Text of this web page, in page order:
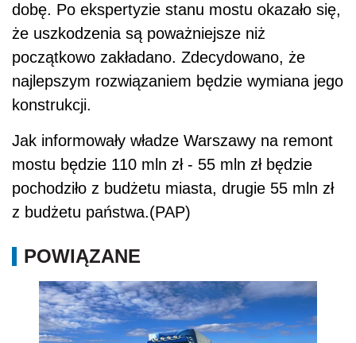
dobę. Po ekspertyzie stanu mostu okazało się,
że uszkodzenia są poważniejsze niż
początkowo zakładano. Zdecydowano, że
najlepszym rozwiązaniem będzie wymiana jego
konstrukcji.
Jak informowały władze Warszawy na remont
mostu będzie 110 mln zł - 55 mln zł będzie
pochodziło z budżetu miasta, drugie 55 mln zł
z budżetu państwa.(PAP)
POWIĄZANE